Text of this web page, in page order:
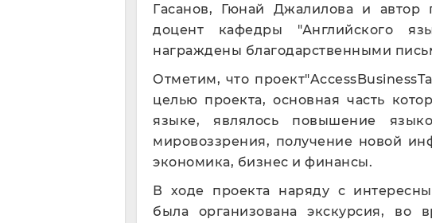
Гасанов, Гюнай Джалилова и автор
доцент кафедры "Английского
награждены благодарственными
Отметим, что
целью проекта, основная часть
языке, являлось повышение
мировоззрения, получение новой
экономика, бизнес и финансы.
В ходе проекта наряду с
была организована экскурсия, во